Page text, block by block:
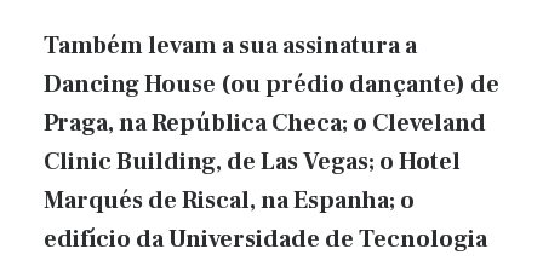
Também levam a sua assinatura a
Dancing House (ou prédio dançante) de
Praga, na República Checa; o Cleveland
Clinic Building, de Las Vegas; o Hotel
Marqués de Riscal, na Espanha; o
edifício da Universidade de Tecnologia